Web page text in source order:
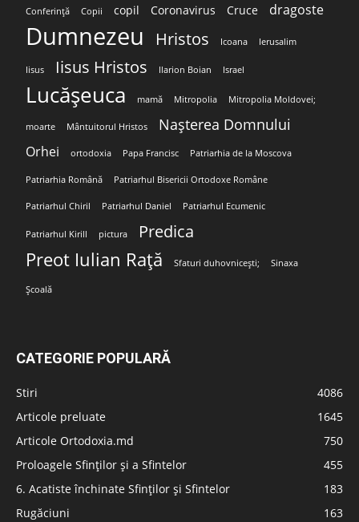
Conferință Copii copil Coronavirus Cruce dragoste
Dumnezeu Hristos Icoana Ierusalim
Iisus Iisus Hristos Ilarion Boian Israel
Lucășeuca mamă Mitropolia Mitropolia Moldovei;
moarte Mântuitorul Hristos Nașterea Domnului
Orhei ortodoxia Papa Francisc Patriarhia de la Moscova
Patriarhia Română Patriarhul Bisericii Ortodoxe Române
Patriarhul Chiril Patriarhul Daniel Patriarhul Ecumenic
Patriarhul Kirill pictura Predica
Preot Iulian Rață Sfaturi duhovnicești; Sinaxa
Școală
CATEGORIE POPULARĂ
Stiri
4086
Articole preluate
1645
Articole Ortodoxia.md
750
Proloagele Sfinților și a Sfintelor
455
6. Acatiste închinate Sfinților și Sfintelor
183
Rugăciuni
163